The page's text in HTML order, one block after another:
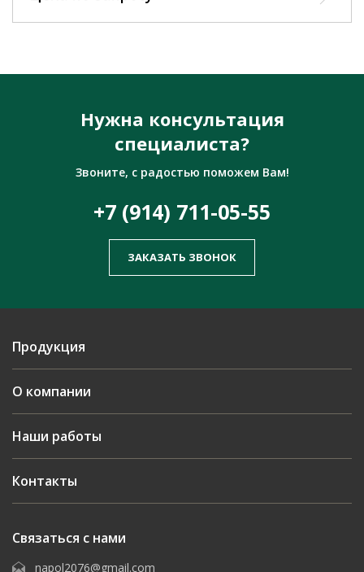
Нужна консультация
специалиста?
Звоните, с радостью поможем Вам!
+7 (914) 711-05-55
ЗАКАЗАТЬ ЗВОНОК
Продукция
О компании
Наши работы
Контакты
Связаться с нами
napol2076@gmail.com